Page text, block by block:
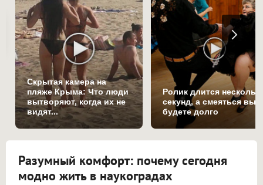
Скрытая камера на
пляже Крыма: Что люди
вытворяют, когда их не
видят...
Ролик длится
секунд, а смеяться вы
будете долго
Разумный комфорт: почему сегодня
модно жить в наукоградах